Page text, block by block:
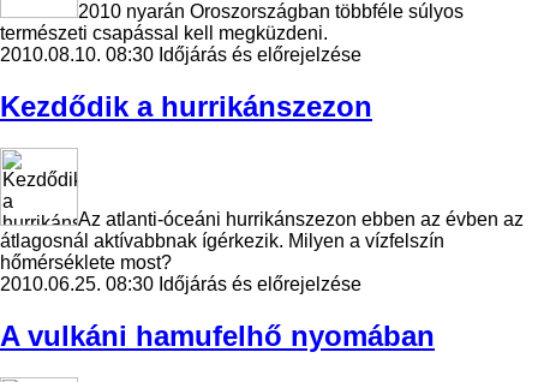
2010 nyarán Oroszországban többféle súlyos
természeti csapással kell megküzdeni.
2010.08.10. 08:30 Időjárás és előrejelzése
Kezdődik a hurrikánszezon
Az atlanti-óceáni hurrikánszezon ebben az évben az
átlagosnál aktívabbnak ígérkezik. Milyen a vízfelszín
hőmérséklete most?
2010.06.25. 08:30 Időjárás és előrejelzése
A vulkáni hamufelhő nyomában